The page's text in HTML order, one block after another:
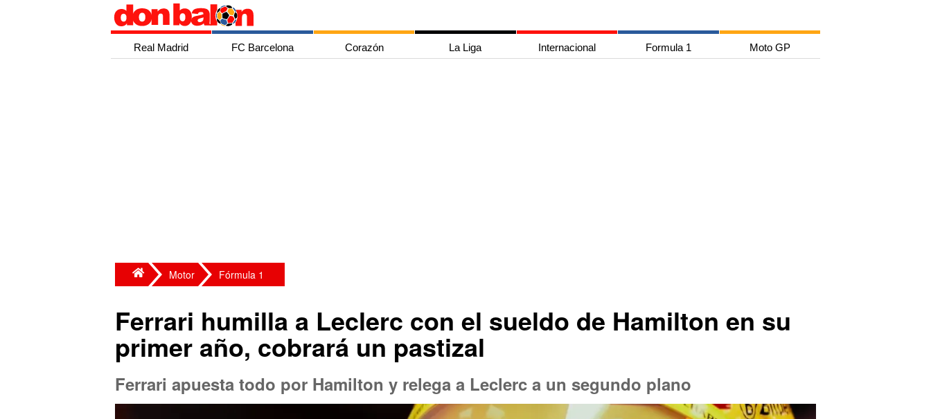
Real Madrid FC Barcelona Corazón La Liga Internacional Formula 1 Moto GP
Motor Fórmula 1
Ferrari humilla a Leclerc con el sueldo de Hamilton en su
primer año, cobrará un pastizal
Ferrari apuesta todo por Hamilton y relega a Leclerc a un segundo plano